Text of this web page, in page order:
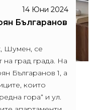
14 Юни 2024
Българанов
Шумен, се
на град града. На
Българанов 1, а
които
гора“ и ул.